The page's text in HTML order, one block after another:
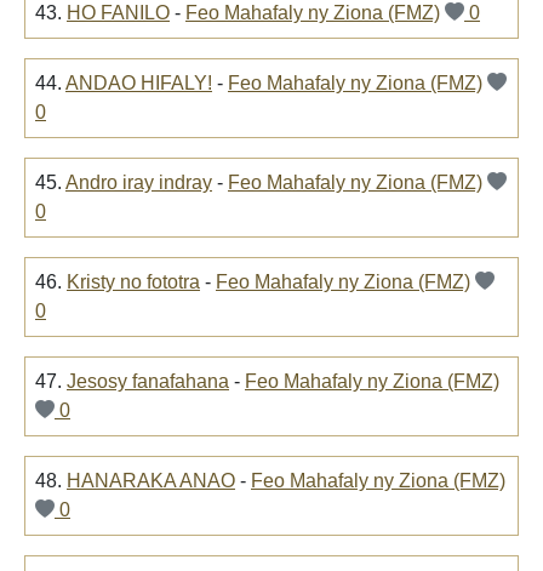
43. HO FANILO - Feo Mahafaly ny Ziona (FMZ) 0
44. ANDAO HIFALY! - Feo Mahafaly ny Ziona (FMZ)
0
45. Andro iray indray - Feo Mahafaly ny Ziona (FMZ)
0
46. Kristy no fototra - Feo Mahafaly ny Ziona (FMZ)
0
47. Jesosy fanafahana - Feo Mahafaly ny Ziona (FMZ)
0
48. HANARAKA ANAO - Feo Mahafaly ny Ziona (FMZ)
0